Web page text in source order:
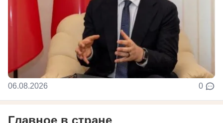
06.08.2026 0
Главное в стране